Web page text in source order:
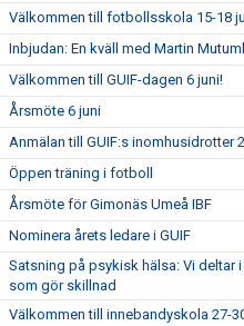
Välkommen till fotbollsskola 15-18
Inbjudan: En kväll med Martin
Välkommen till GUIF-dagen 6 juni!
Årsmöte 6 juni
Anmälan till GUIF:s inomhusidrotter
Öppen träning i fotboll
Årsmöte för Gimonäs Umeå IBF
Nominera årets ledare i GUIF
Satsning på psykisk hälsa: Vi deltar
som gör skillnad
Välkommen till innebandyskola 27-